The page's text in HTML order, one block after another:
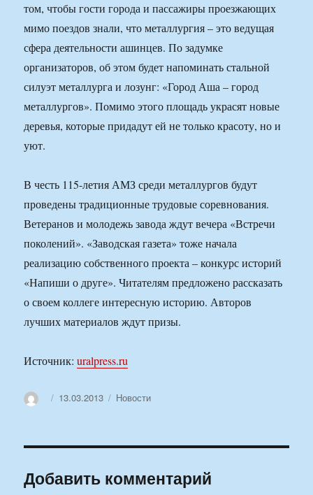
том, чтобы гости города и пассажиры проезжающих
мимо поездов знали, что металлургия – это ведущая
сфера деятельности ашинцев. По задумке
организаторов, об этом будет напоминать стальной
силуэт металлурга и лозунг: «Город Аша – город
металлургов». Помимо этого площадь украсят новые
деревья, которые придадут ей не только красоту, но и
уют.
В честь 115-летия АМЗ среди металлургов будут
проведены традиционные трудовые соревнования.
Ветеранов и молодежь завода ждут вечера «Встречи
поколений». «Заводская газета» тоже начала
реализацию собственного проекта – конкурс историй
«Напиши о друге». Читателям предложено рассказать
о своем коллеге интересную историю. Авторов
лучших материалов ждут призы.
Источник:uralpress.ru
АвторОпубликовано
13.03.2013 Рубрики
Новости
Добавить комментарий